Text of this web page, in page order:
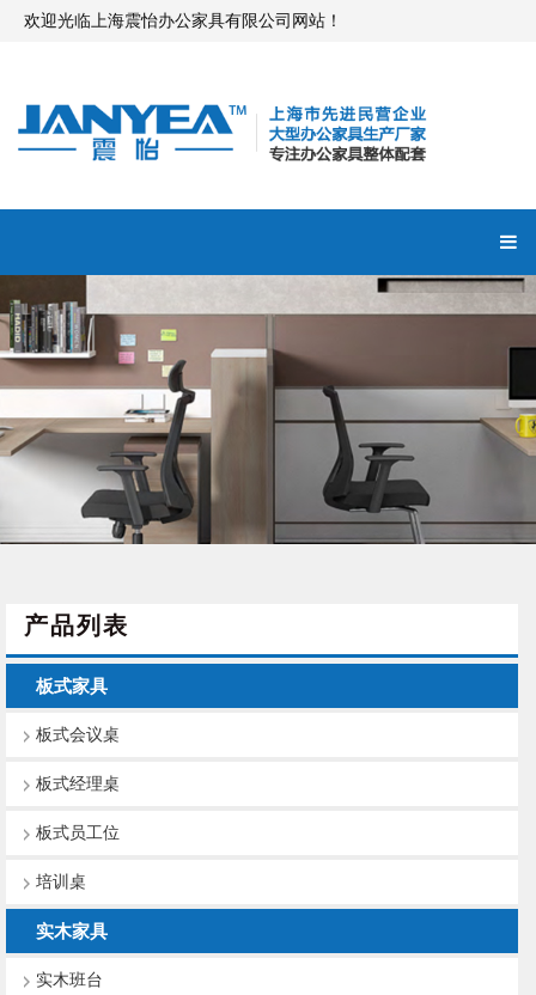
欢迎光临上海震怡办公家具有限公司网站！
产品列表
板式家具
板式会议桌
板式经理桌
板式员工位
培训桌
实木家具
实木班台